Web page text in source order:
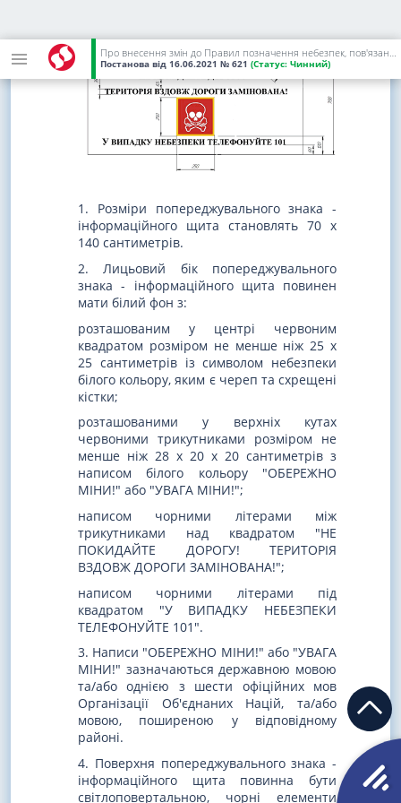
Про внесення змін до Правил позначення небезпек, пов'язаних з мінами та вибухонебезпечними предметами - наслідками війни
Постанова від 16.06.2021 № 621 (Статус: Чинний)
1. Розміри попереджувального знака -
інформаційного щита становлять 70 х
140 сантиметрів.
2. Лицьовий бік попереджувального
знака - інформаційного щита повинен
мати білий фон з:
розташованим у центрі червоним
квадратом розміром не менше ніж 25 х
25 сантиметрів із символом небезпеки
білого кольору, яким є череп та схрещені
кістки;
розташованими у верхніх кутах
червоними трикутниками розміром не
менше ніж 28 х 20 х 20 сантиметрів з
написом білого кольору "ОБЕРЕЖНО
МІНИ!" або "УВАГА МІНИ!";
написом чорними літерами між
трикутниками над квадратом "НЕ
ПОКИДАЙТЕ ДОРОГУ! ТЕРИТОРІЯ
ВЗДОВЖ ДОРОГИ ЗАМІНОВАНА!";
написом чорними літерами під
квадратом "У ВИПАДКУ НЕБЕЗПЕКИ
ТЕЛЕФОНУЙТЕ 101".
3. Написи "ОБЕРЕЖНО МІНИ!" або "УВАГА
МІНИ!" зазначаються державною мовою
та/або однією з шести офіційних мов
Організації Об'єднаних Націй, та/або
мовою, поширеною у відповідному
районі.
4. Поверхня попереджувального знака -
інформаційного щита повинна бути
світлоповертальною, чорні елементи